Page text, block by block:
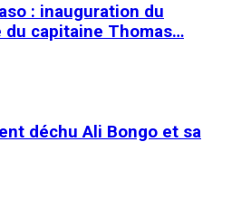
: inauguration du
du capitaine Thomas…
déchu Ali Bongo et sa